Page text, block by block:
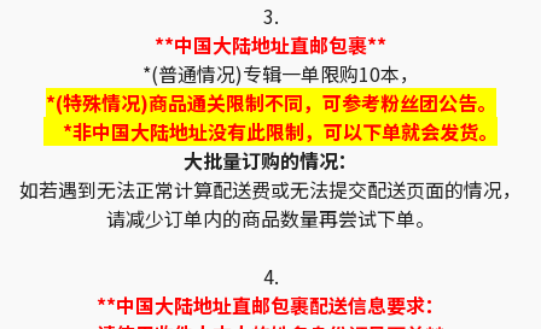
3.
**中国大陆地址直邮包裹**
*(普通情况)专辑一单限购10本，
*(特殊情况)商品通关限制不同，可参考粉丝团公告。
*非中国大陆地址没有此限制，可以下单就会发货。
大批量订购的情况：
如若遇到无法正常计算配送费或无法提交配送页面的情况，
请减少订单内的商品数量再尝试下单。
4.
**中国大陆地址直邮包裹配送信息要求：